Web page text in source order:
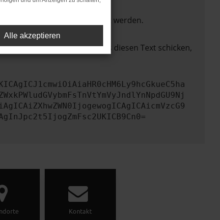
nicht mehr unterstützt werden.
zu beheben. Du kannst uns diesen Text schicken,
Kontakt
Alle akzeptieren